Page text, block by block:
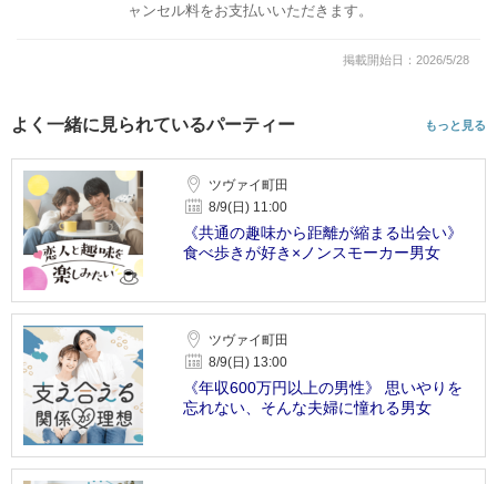
ャンセル料をお支払いいただきます。
掲載開始日：2026/5/28
よく一緒に見られているパーティー もっと見る
ツヴァイ町田
8/9(日) 11:00
《共通の趣味から距離が縮まる出会い》
食べ歩きが好き×ノンスモーカー男女
ツヴァイ町田
8/9(日) 13:00
《年収600万円以上の男性》 思いやりを
忘れない、そんな夫婦に憧れる男女